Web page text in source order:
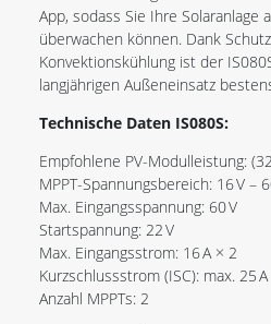
App, sodass Sie Ihre Solaranlage
überwachen können. Dank
Konvektionskühlung ist der
langjährigen Außeneinsatz
Technische Daten IS080S:
Empfohlene PV-Modulleistung:
MPPT-Spannungsbereich: 16 V –
Max. Eingangsspannung: 60 V
Startspannung: 22 V
Max. Eingangsstrom: 16 A × 2
Kurzschlussstrom (ISC): max. 25 A
Anzahl MPPTs: 2